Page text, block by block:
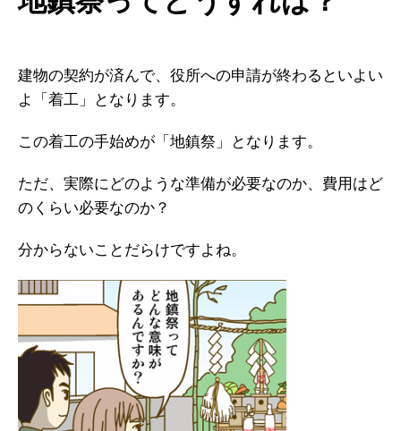
建物の契約が済んで、役所への申請が終わるといよい
よ「着工」となります。
この着工の手始めが「地鎮祭」となります。
ただ、実際にどのような準備が必要なのか、費用はど
のくらい必要なのか？
分からないことだらけですよね。